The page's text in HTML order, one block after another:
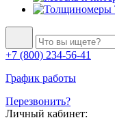
+7 (800) 234-56-41
График работы
Перезвонить?
Личный кабинет: